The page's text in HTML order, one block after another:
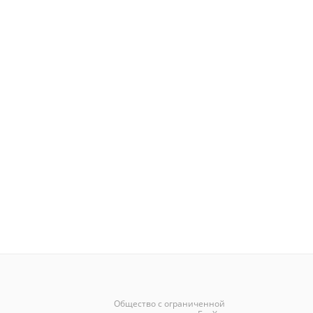
Общество с ограниченной